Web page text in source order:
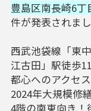
豊島区南長崎6丁
件が発表されま
西武池袋線「東
江古田」駅徒歩
都心へのアクセ
2024年大規模修